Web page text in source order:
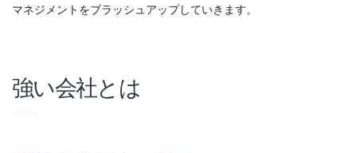
マネジメントをブラッシュアップしていきます。
強い会社とは